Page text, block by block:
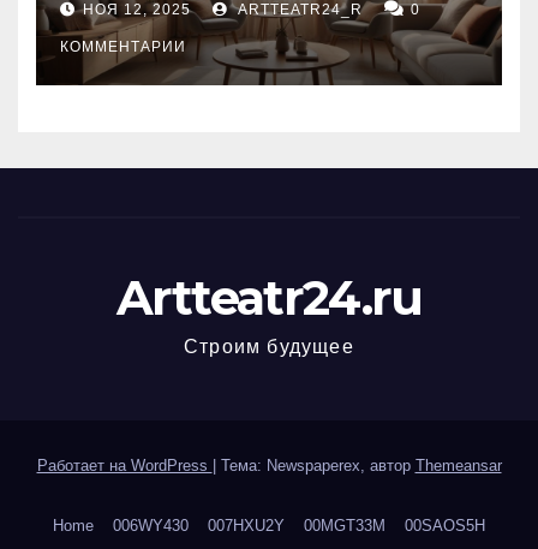
НОЯ 12, 2025 ARTTEATR24_R 0
КОММЕНТАРИИ
Artteatr24.ru
Строим будущее
Работает на WordPress Тема: Newspaperex, автор Themeansar
Home 006WY430 007HXU2Y 00MGT33M 00SAOS5H